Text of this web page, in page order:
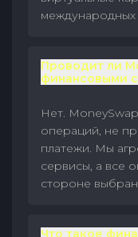
международных
Проводит ли
финансовыми
Нет.
операций, не
платежи. Мы
сервисы, а все
стороне
Что такое